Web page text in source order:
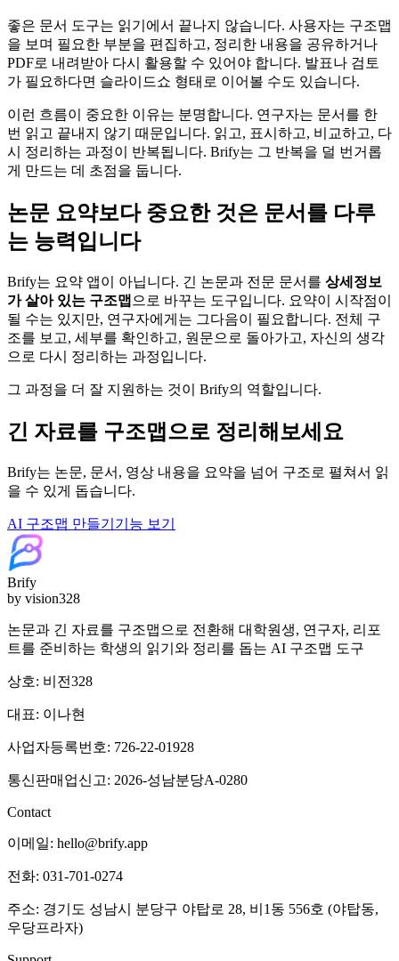
좋은 문서 도구는 읽기에서 끝나지 않습니다. 사용자는 구조맵
을 보며 필요한 부분을 편집하고, 정리한 내용을 공유하거나
PDF로 내려받아 다시 활용할 수 있어야 합니다. 발표나 검토
가 필요하다면 슬라이드쇼 형태로 이어볼 수도 있습니다.
이런 흐름이 중요한 이유는 분명합니다. 연구자는 문서를 한
번 읽고 끝내지 않기 때문입니다. 읽고, 표시하고, 비교하고, 다
시 정리하는 과정이 반복됩니다. Brify는 그 반복을 덜 번거롭
게 만드는 데 초점을 둡니다.
논문 요약보다 중요한 것은 문서를 다루
는 능력입니다
Brify는 요약 앱이 아닙니다. 긴 논문과 전문 문서를 상세정보
가 살아 있는 구조맵 으로 바꾸는 도구입니다. 요약이 시작점이
될 수는 있지만, 연구자에게는 그다음이 필요합니다. 전체 구
조를 보고, 세부를 확인하고, 원문으로 돌아가고, 자신의 생각
으로 다시 정리하는 과정입니다.
그 과정을 더 잘 지원하는 것이 Brify의 역할입니다.
긴 자료를 구조맵으로 정리해보세요
Brify는 논문, 문서, 영상 내용을 요약을 넘어 구조로 펼쳐서 읽
을 수 있게 돕습니다.
AI 구조맵 만들기 기능 보기
Brify
by vision328
논문과 긴 자료를 구조맵으로 전환해 대학원생, 연구자, 리포
트를 준비하는 학생의 읽기와 정리를 돕는 AI 구조맵 도구
상호: 비전328
대표: 이나현
사업자등록번호: 726-22-01928
통신판매업신고: 2026-성남분당A-0280
Contact
이메일: hello@brify.app
전화: 031-701-0274
주소: 경기도 성남시 분당구 야탑로 28, 비1동 556호 (야탑동,
우당프라자)